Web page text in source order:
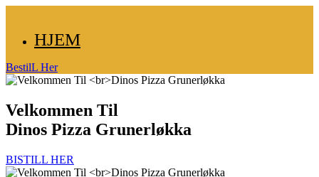
HJEM
BestilL Her
Velkommen Til
Dinos Pizza Grunerløkka
BISTILL HER